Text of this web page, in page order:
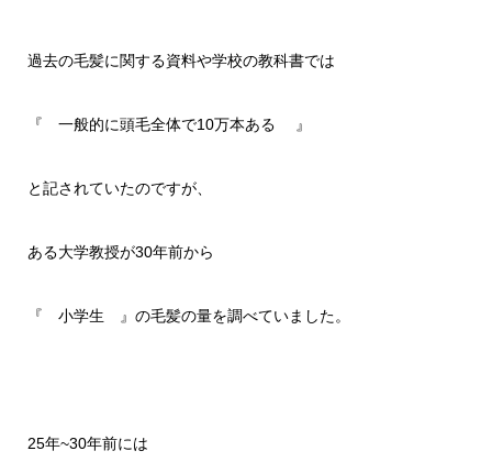
過去の毛髪に関する資料や学校の教科書では
『 一般的に頭毛全体で10万本ある 』
と記されていたのですが、
ある大学教授が30年前から
『 小学生 』の毛髪の量を調べていました。
25年~30年前には